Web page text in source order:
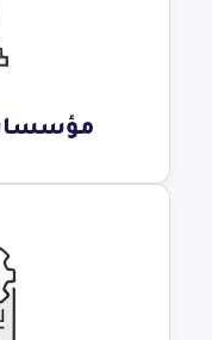
مؤسسات